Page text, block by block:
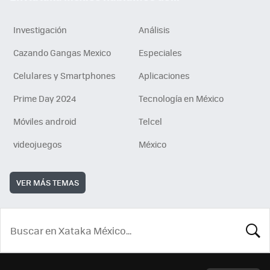
Investigación
Análisis
Cazando Gangas Mexico
Especiales
Celulares y Smartphones
Aplicaciones
Prime Day 2024
Tecnología en México
Móviles android
Telcel
videojuegos
México
VER MÁS TEMAS